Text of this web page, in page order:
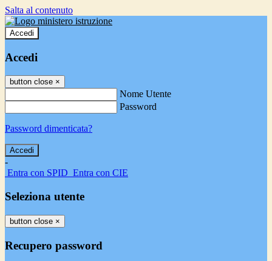
Salta al contenuto
Accedi
Accedi
button close ×
Nome Utente
Password
Password dimenticata?
-
Entra con SPID Entra con CIE
Seleziona utente
button close ×
Recupero password